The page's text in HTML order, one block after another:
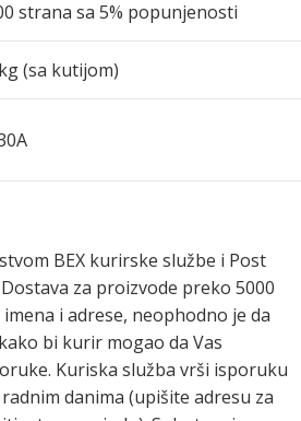
strana sa 5% popunjenosti
(sa kutijom)
BEX kurirske službe i Post
za proizvode preko 5000
i adrese, neophodno je da
bi kurir mogao da Vas
Kuriska služba vrši isporuku
danima (upišite adresu za